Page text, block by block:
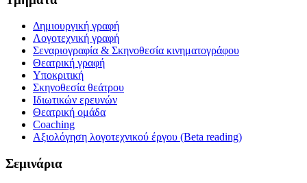
Δημιουργική γραφή
Λογοτεχνική γραφή
Σεναριογραφία & Σκηνοθεσία κινηματογράφου
Θεατρική γραφή
Υποκριτική
Σκηνοθεσία θεάτρου
Ιδιωτικών ερευνών
Θεατρική ομάδα
Coaching
Αξιολόγηση λογοτεχνικού έργου (Beta reading)
Σεμινάρια